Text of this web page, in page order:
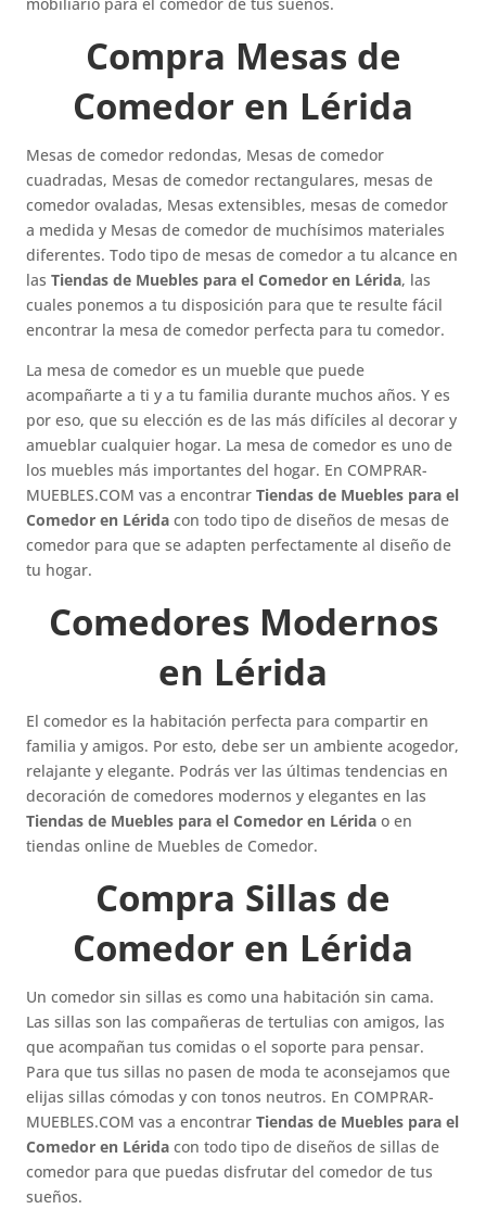
Compra Mesas de
Comedor en Lérida
Mesas de comedor redondas, Mesas de comedor
cuadradas, Mesas de comedor rectangulares, mesas de
comedor ovaladas, Mesas extensibles, mesas de comedor
a medida y Mesas de comedor de muchísimos materiales
diferentes. Todo tipo de mesas de comedor a tu alcance en
lasTiendas de Muebles para el Comedor en Lérida, las
cuales ponemos a tu disposición para que te resulte fácil
encontrar la mesa de comedor perfecta para tu comedor.
La mesa de comedor es un mueble que puede
acompañarte a ti y a tu familia durante muchos años. Y es
por eso, que su elección es de las más difíciles al decorar y
amueblar cualquier hogar. La mesa de comedor es uno de
los muebles más importantes del hogar. En COMPRAR-
MUEBLES.COM vas a encontrarTiendas de Muebles para el
Comedor en Lérida con todo tipo de diseños de mesas de
comedor para que se adapten perfectamente al diseño de
tu hogar.
Comedores Modernos
en Lérida
El comedor es la habitación perfecta para compartir en
familia y amigos. Por esto, debe ser un ambiente acogedor,
relajante y elegante. Podrás ver las últimas tendencias en
decoración de comedores modernos y elegantes en las
Tiendas de Muebles para el Comedor en Lérida o en
tiendas online de Muebles de Comedor.
Compra Sillas de
Comedor en Lérida
Un comedor sin sillas es como una habitación sin cama.
Las sillas son las compañeras de tertulias con amigos, las
que acompañan tus comidas o el soporte para pensar.
Para que tus sillas no pasen de moda te aconsejamos que
elijas sillas cómodas y con tonos neutros. En COMPRAR-
MUEBLES.COM vas a encontrarTiendas de Muebles para el
Comedor en Lérida con todo tipo de diseños de sillas de
comedor para que puedas disfrutar del comedor de tus
sueños.